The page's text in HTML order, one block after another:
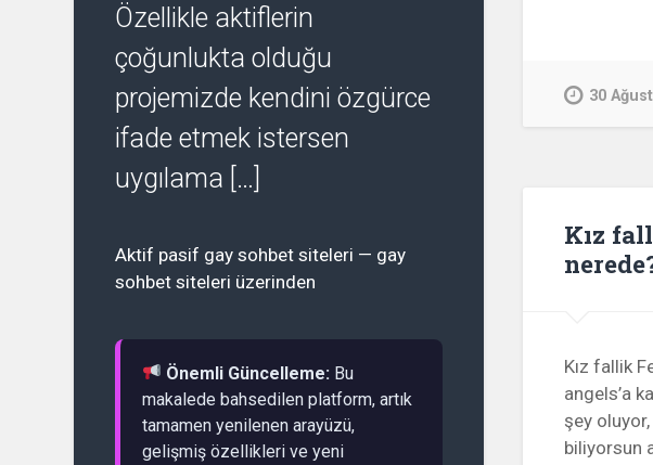
Özellikle aktiflerin
çoğunlukta olduğu
projemizde kendini özgürce
ifade etmek istersen
uygılama […]
Aktif pasif gay sohbet siteleri — gay
sohbet siteleri üzerinden
Önemli Güncelleme: Bu
makalede bahsedilen platform, artık
tamamen yenilenen arayüzü,
gelişmiş özellikleri ve yeni
30
Kız
Kız fallik
angels’a
şey
biliyorsun